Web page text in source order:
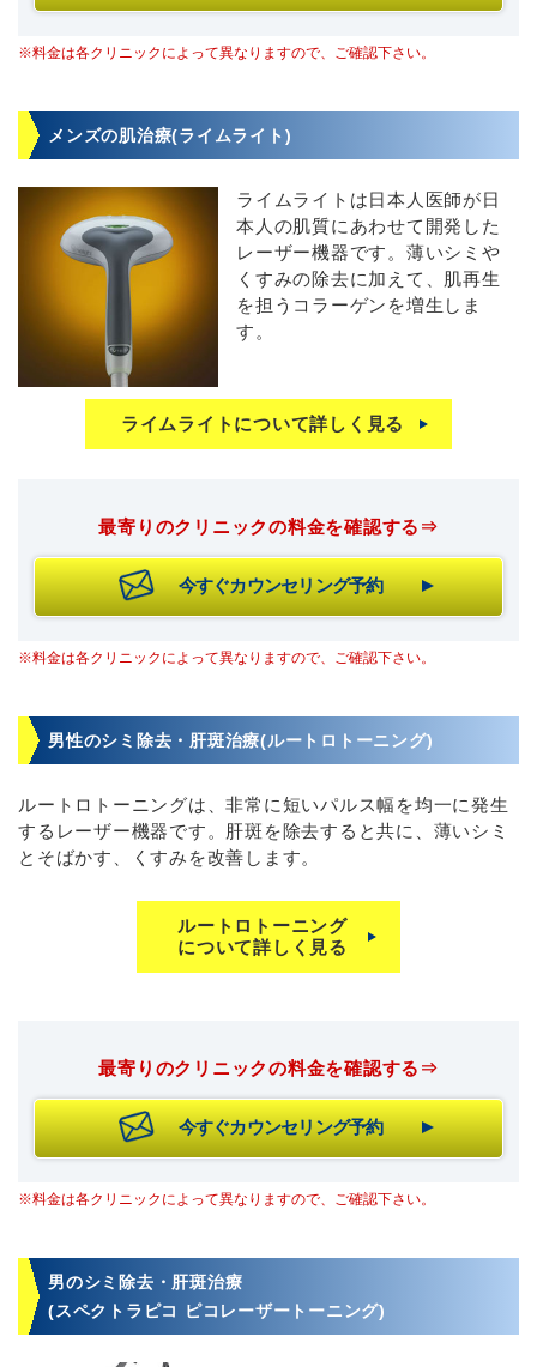
※料金は各クリニックによって異なりますので、ご確認下さい。
メンズの肌治療(ライムライト)
ライムライトは日本人医師が日
本人の肌質にあわせて開発した
レーザー機器です。薄いシミや
くすみの除去に加えて、肌再生
を担うコラーゲンを増生しま
す。
ライムライトについて詳しく見る
最寄りのクリニックの料金を確認する⇒
今すぐカウンセリング予約
※料金は各クリニックによって異なりますので、ご確認下さい。
男性のシミ除去・肝斑治療(ルートロトーニング)
ルートロトーニングは、非常に短いパルス幅を均一に発生
するレーザー機器です。肝斑を除去すると共に、薄いシミ
とそばかす、くすみを改善します。
ルートロトーニング
について詳しく見る
最寄りのクリニックの料金を確認する⇒
今すぐカウンセリング予約
※料金は各クリニックによって異なりますので、ご確認下さい。
男のシミ除去・肝斑治療
(スペクトラピコ ピコレーザートーニング)